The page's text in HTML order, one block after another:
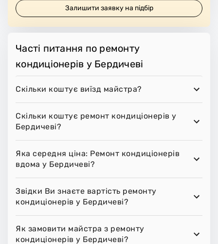
Залишити заявку на підбір
Часті питання по ремонту
кондиціонерів у Бердичеві
Скільки коштує виїзд майстра?
Скільки коштує ремонт кондиціонерів у
Бердичеві?
Яка середня ціна: Ремонт кондиціонерів
вдома у Бердичеві?
Звідки Ви знаєте вартість ремонту
кондиціонерів у Бердичеві?
Як замовити майстра з ремонту
кондиціонерів у Бердичеві?